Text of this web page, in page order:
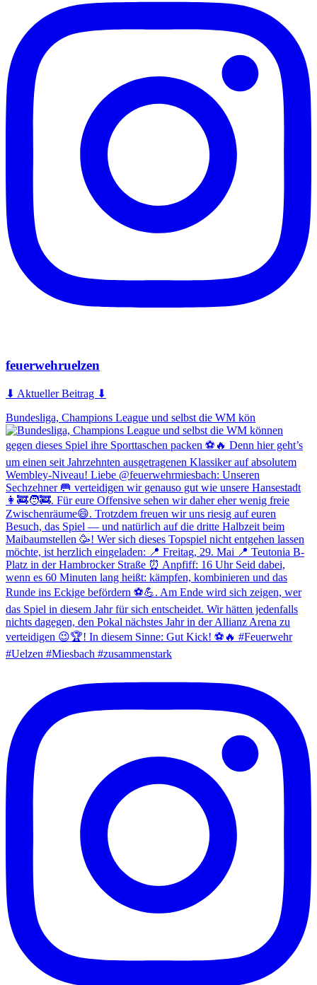
feuerwehruelzen
⬇ Aktueller Beitrag ⬇
Bundesliga, Champions League und selbst die WM kön